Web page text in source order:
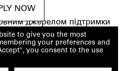
джерелом підтримки
професійного старту?
були сім’я, друзі та
EUCFI.
NOW
to give you the most
your preferences and
you consent to the use